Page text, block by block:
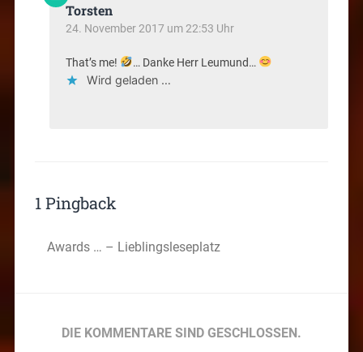
Torsten
24. November 2017 um 22:53 Uhr
That’s me!
… Danke Herr Leumund…
Wird geladen …
1 Pingback
Awards … – Lieblingsleseplatz
DIE KOMMENTARE SIND GESCHLOSSEN.